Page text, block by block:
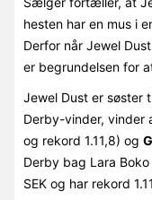
hesten har en mus i
Derfor når Jewel
er begrundelsen for
Jewel Dust er søster
Derby-vinder, vinder
og rekord 1.11,8) og
Derby bag Lara
SEK og har rekord